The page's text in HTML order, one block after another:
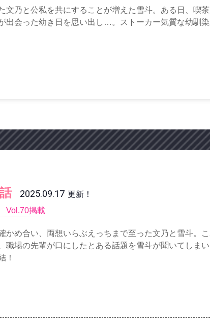
文乃と公私を共にすることが増えた雪斗。ある日、喫
出会った幼き日を思い出し…。ストーカー気質な幼馴
話 2025.09.17 更新！
Vol.70掲載
かめ合い、両想いらぶえっちまで至った文乃と雪斗。
職場の先輩が口にしたとある話題を雪斗が聞いてしま
！